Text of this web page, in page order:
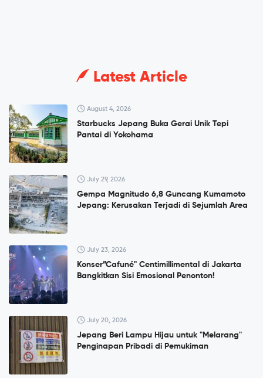
Latest Article
August 4, 2026
Starbucks Jepang Buka Gerai Unik Tepi
Pantai di Yokohama
July 29, 2026
Gempa Magnitudo 6,8 Guncang Kumamoto
Jepang: Kerusakan Terjadi di Sejumlah Area
July 23, 2026
Konser”Cafuné" Centimillimental di Jakarta
Bangkitkan Sisi Emosional Penonton!
July 20, 2026
Jepang Beri Lampu Hijau untuk "Melarang"
Penginapan Pribadi di Pemukiman